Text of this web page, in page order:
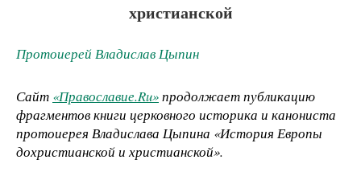
христианской
Протоиерей Владислав Цыпин
Сайт «Православие.Ru»продолжает публикацию
фрагментов книги церковного историка и канониста
протоиерея Владислава Цыпина «История Европы
дохристианской и христианской».